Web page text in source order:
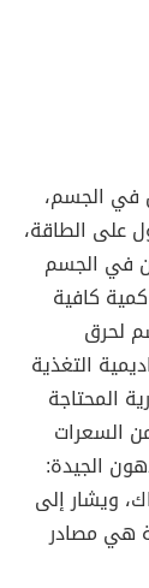
في الجسم،
على الطاقة،
في الجسم
كافية
لحرق
التغذية
المحتاجة
وما لا يزيد عن 10% من السعرات
الجيدة:
ويشار إلى
هي مصادر